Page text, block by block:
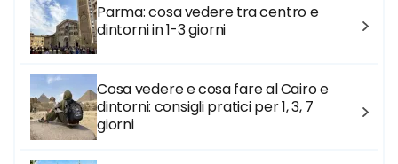
Parma: cosa vedere tra centro e
dintorni in 1-3 giorni
Cosa vedere e cosa fare al Cairo e
dintorni: consigli pratici per 1, 3, 7
giorni